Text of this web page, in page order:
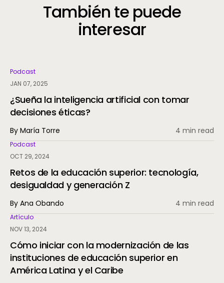
También te puede
interesar
Podcast
JAN 07, 2025
¿Sueña la inteligencia artificial con tomar
decisiones éticas?
By María Torre 4 min read
Podcast
OCT 29, 2024
Retos de la educación superior: tecnología,
desigualdad y generación Z
By Ana Obando 4 min read
Artículo
NOV 13, 2024
Cómo iniciar con la modernización de las
instituciones de educación superior en
América Latina y el Caribe